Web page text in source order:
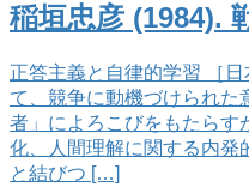
稲垣忠彦 (1984).
正答主義と自律的学習 ［
て、競争に動機づけられた
者」によろこびをもたらす
化、人間理解に関する内発
と結びつ […]